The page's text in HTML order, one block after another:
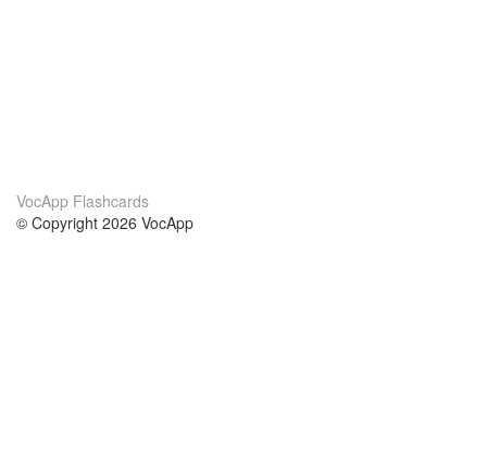
VocApp Flashcards
© Copyright 2026 VocApp